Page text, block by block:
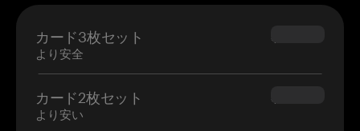
カード3枚セット
より安全
$69.90
カード2枚セット
より安い
$54.90